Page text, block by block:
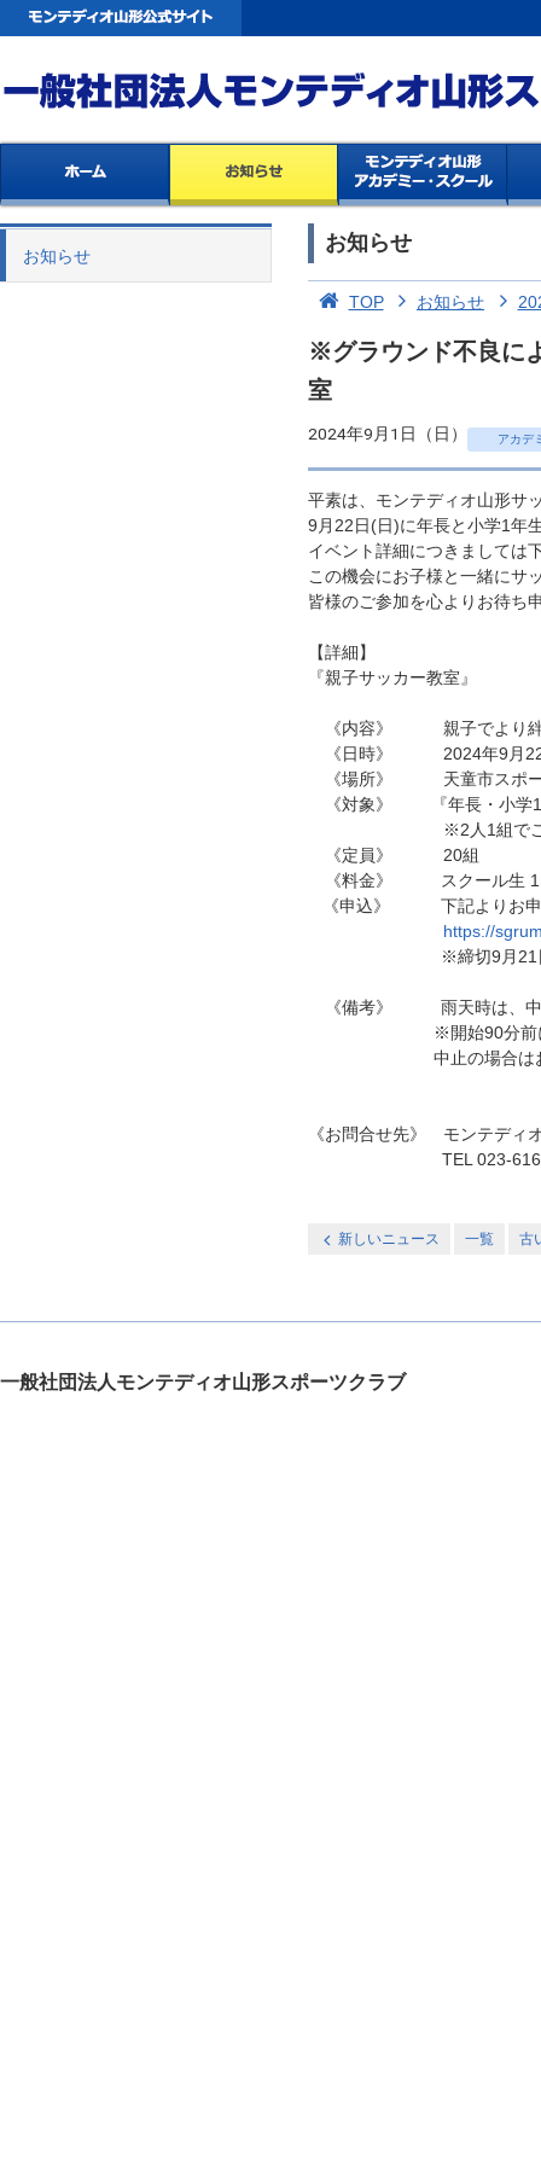
お知らせ
お知らせ
TOP お知らせ
※グラウンド不良に
室
2024年9月1日（日） アカデ
平素は、モンテディオ山形サ
9月22日(日)に年長と小学1年
イベント詳細につきましては
この機会にお子様と一緒にサ
皆様のご参加を心よりお待ち
【詳細】
『親子サッカー教室』
《内容》 親子でより絆が
《日時》 2024年9月22
《場所》 天童市スポー
《対象》 『年長・小学1
※2人1組でご参加
《定員》 20組
《料金》 スクール生
《申込》 下記よりお申
https://
※締切9月21日
《備考》 雨天時は、中止
※開始90分前に実施
中止の場合はお申込者
《お問合せ先》 モンテディ
TEL 023-616-
新しいニュース 一覧 古
一般社団法人モンテディオ山形スポーツクラブ